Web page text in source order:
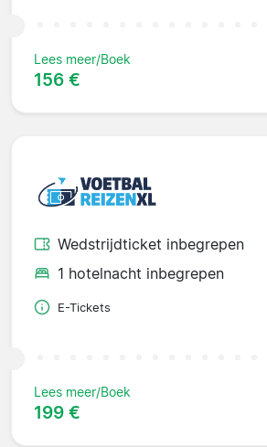
Lees meer/Boek
156 €
Wedstrijdticket inbegrepen
1 hotelnacht inbegrepen
E-Tickets
Lees meer/Boek
199 €